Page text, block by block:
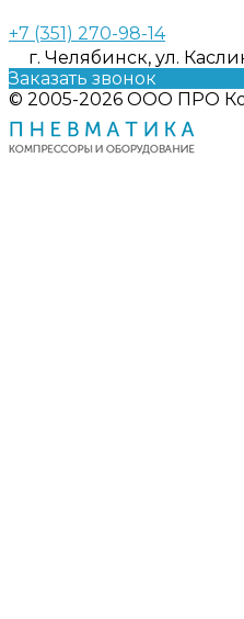
+7 (351) 270-98-14
г. Челябинск, ул.
Заказать звонок
© 2005-2026 ООО ПРО